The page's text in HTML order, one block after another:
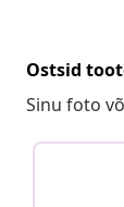
Ostsid
Sinu foto